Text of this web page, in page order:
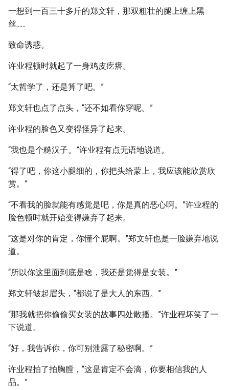
一想到一百三十多斤的郑文轩，那双粗壮的腿上缠上黑
丝......
致命诱惑。
许业程顿时就起了一身鸡皮疙瘩。
“太哲学了，还是算了吧。”
郑文轩也点了点头，“还不如看你穿呢。”
许业程的脸色又变得怪异了起来。
“我也是个糙汉子。”许业程有点无语地说道。
“得了吧，你这小腿细的，你把头给蒙上，我应该能欣赏欣
赏。”
“不看我的脸就能有感觉是吧，你是真的恶心啊。”许业程的
脸色顿时就开始变得嫌弃了起来。
“这是对你的肯定，你懂个屁啊。”郑文轩也是一脸嫌弃地说
道。
“所以你这里面到底是啥，我还是觉得是女装。”
郑文轩皱起眉头，“都说了是大人的东西。”
“那我就把你偷偷买女装的故事四处散播。”许业程坏笑了一
下说道。
“好，我告诉你，你可别泄露了秘密啊。”
许业程拍了拍胸膛，“这是肯定不会滴，你要相信我的人
品。”